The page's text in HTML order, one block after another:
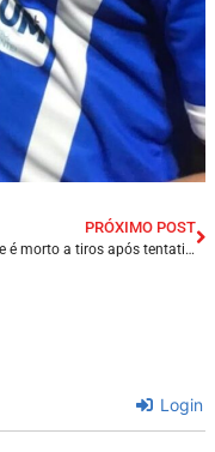
PRÓXIMO POST
Vigilante é morto a tiros após tentativa de assalto na cidade de Estreito/MA.
Login